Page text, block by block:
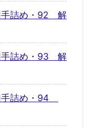
手詰め・92 解
手詰め・93 解
詰め・94